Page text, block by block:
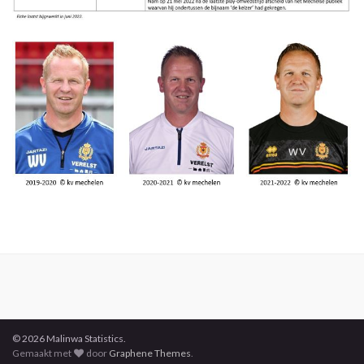
© 2026 Malinwa Statistics.
Gemaakt met
door Graphene Themes